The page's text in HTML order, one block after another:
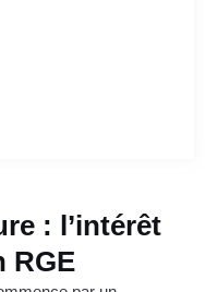
: l’intérêt
RGE